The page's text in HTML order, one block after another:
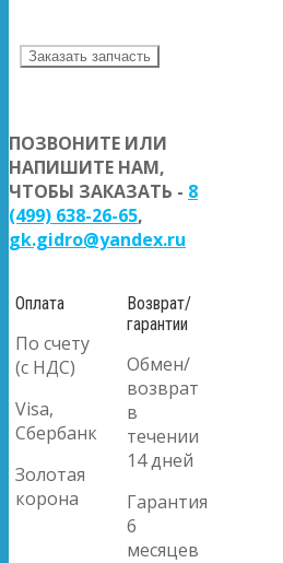
Заказать запчасть
ПОЗВОНИТЕ ИЛИ
НАПИШИТЕ НАМ,
ЧТОБЫ ЗАКАЗАТЬ - 8
(499) 638-26-65,
gk.gidro@yandex.ru
Оплата
По счету
(с НДС)
Visa,
Сбербанк
Золотая
корона
Возврат/
гарантии
Обмен/
возврат
в
течении
14 дней
Гарантия
6
месяцев